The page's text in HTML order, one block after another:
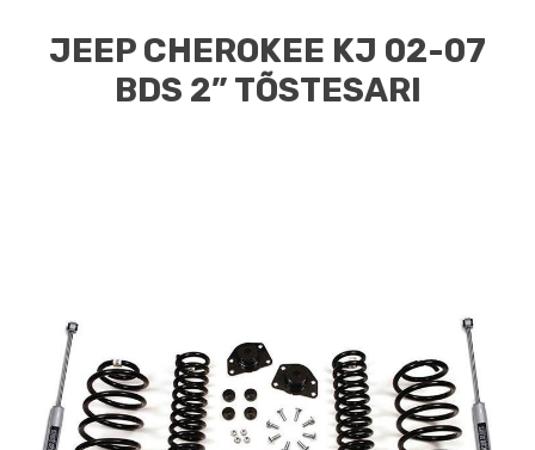
JEEP CHEROKEE KJ 02-07
BDS 2” TÕSTESARI